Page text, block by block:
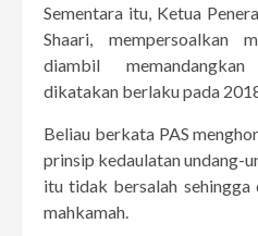
Sementara itu, Ketua
Shaari, mempersoalkan
diambil
dikatakan berlaku pada
Beliau berkata PAS
prinsip kedaulatan undang-
itu tidak bersalah
mahkamah.